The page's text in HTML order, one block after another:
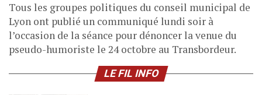
Tous les groupes politiques du conseil municipal de
Lyon ont publié un communiqué lundi soir à
l’occasion de la séance pour dénoncer la venue du
pseudo-humoriste le 24 octobre au Transbordeur.
LE FIL INFO